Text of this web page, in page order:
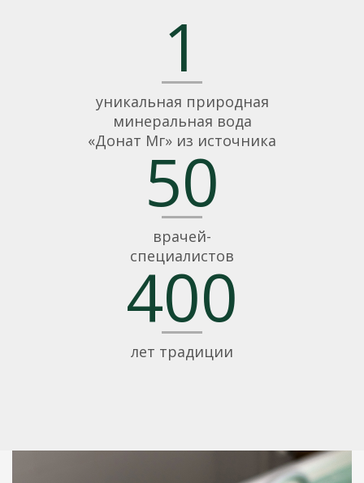
1
уникальная природная
минеральная вода
«Донат Мг» из источника
50
врачей-
специалистов
400
лет традиции